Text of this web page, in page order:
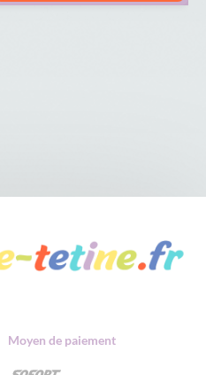
Moyen de paiement